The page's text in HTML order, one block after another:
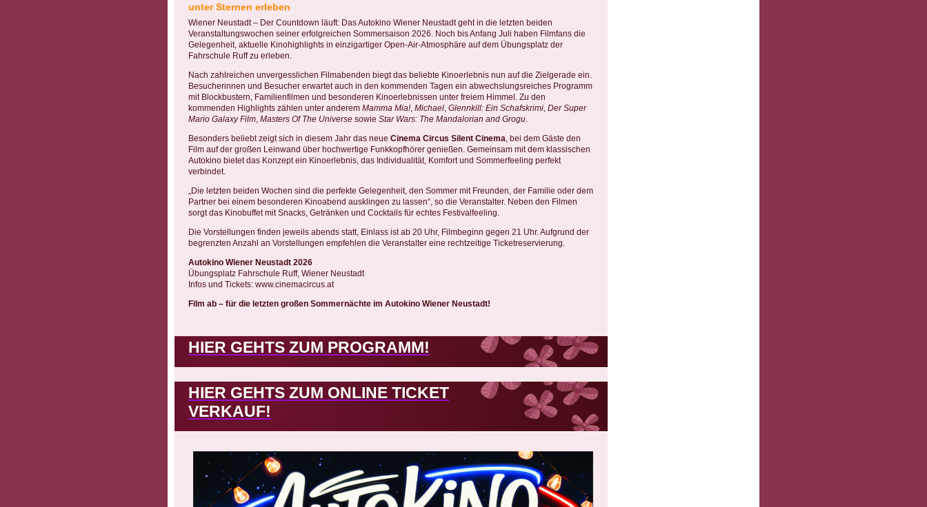
unter Sternen erleben
Wiener Neustadt – Der Countdown läuft: Das Autokino Wiener Neustadt geht in die letzten beiden
Veranstaltungswochen seiner erfolgreichen Sommersaison 2026. Noch bis Anfang Juli haben Filmfans die
Gelegenheit, aktuelle Kinohighlights in einzigartiger Open-Air-Atmosphäre auf dem Übungsplatz der
Fahrschule Ruff zu erleben.
Nach zahlreichen unvergesslichen Filmabenden biegt das beliebte Kinoerlebnis nun auf die Zielgerade ein.
Besucherinnen und Besucher erwartet auch in den kommenden Tagen ein abwechslungsreiches Programm
mit Blockbustern, Familienfilmen und besonderen Kinoerlebnissen unter freiem Himmel. Zu den
kommenden Highlights zählen unter anderem Mamma Mia!, Michael, Glennkill: Ein Schafskrimi, Der Super
Mario Galaxy Film, Masters Of The Universe sowie Star Wars: The Mandalorian and Grogu.
Besonders beliebt zeigt sich in diesem Jahr das neue Cinema Circus Silent Cinema, bei dem Gäste den
Film auf der großen Leinwand über hochwertige Funkkopfhörer genießen. Gemeinsam mit dem klassischen
Autokino bietet das Konzept ein Kinoerlebnis, das Individualität, Komfort und Sommerfeeling perfekt
verbindet.
„Die letzten beiden Wochen sind die perfekte Gelegenheit, den Sommer mit Freunden, der Familie oder dem
Partner bei einem besonderen Kinoabend ausklingen zu lassen“, so die Veranstalter. Neben den Filmen
sorgt das Kinobuffet mit Snacks, Getränken und Cocktails für echtes Festivalfeeling.
Die Vorstellungen finden jeweils abends statt, Einlass ist ab 20 Uhr, Filmbeginn gegen 21 Uhr. Aufgrund der
begrenzten Anzahl an Vorstellungen empfehlen die Veranstalter eine rechtzeitige Ticketreservierung.
Autokino Wiener Neustadt 2026
Übungsplatz Fahrschule Ruff, Wiener Neustadt
Infos und Tickets: www.cinemacircus.at
Film ab – für die letzten großen Sommernächte im Autokino Wiener Neustadt!
HIER GEHTS ZUM PROGRAMM!
HIER GEHTS ZUM ONLINE TICKET
VERKAUF!